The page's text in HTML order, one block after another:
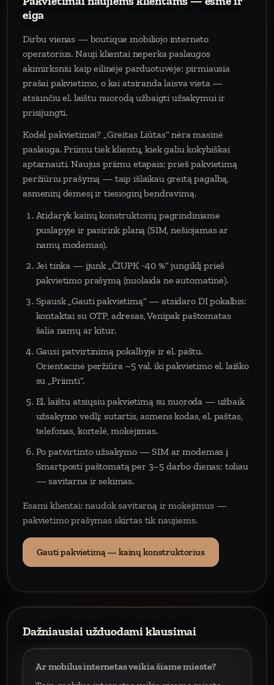
eiga
Dirbu vienas — boutique mobiliojo interneto
operatorius. Nauji klientai neperka paslaugos
akimirksniu kaip eilinėje parduotuvėje: pirmiausia
prašai pakvietimo, o kai atsiranda laisva vieta —
atsiunčiu el. laištu nuorodą užbaigti užsakymui ir
prisijungti.
Kodėl pakvietimai? „Greitas Liūtas“ nėra masinė
paslauga. Priimu tiek klientų, kiek galiu kokybiškai
aptarnauti. Naujus priimu etapais; prieš pakvietimą
peržiūriu prašymą — taip išlaikau greitą pagalbą,
asmeninį dėmesį ir tiesioginį bendravimą.
Atidaryk kainų konstruktorių pagrindiniame
puslapyje ir pasirink planą (SIM, nešiojamas ar
namų modemas).
Jei tinka — įjunk „ČIUPK −40 %“ jungiklį prieš
pakvietimo prašymą (nuolaida ne automatinė).
Spausk „Gauti pakvietimą“ — atsidaro DI pokalbis:
kontaktai su OTP, adresas, Venipak paštomatas
šalia namų ar kitur.
Gausi patvirtinimą pokalbyje ir el. paštu.
Orientacinė peržiūra ~5 val. iki pakvietimo el. laiško
su „Priimti“.
El. laištu atsiųsiu pakvietimą su nuoroda — užbaik
užsakymo vedlį: sutartis, asmens kodas, el. paštas,
telefonas, kortelė, mokėjimas.
Po patvirtinto užsakymo — SIM ar modemas į
Smartposti paštomatą per 3–5 darbo dienas; toliau
— savitarna ir sekimas.
Esami klientai: naudok savitarną ir mokėjimus —
pakvietimo prašymas skirtas tik naujiems.
Gauti pakvietimą — kainų konstruktorius
Dažniausiai užduodami klausimai
Ar mobilus internetas veikia šiame mieste?